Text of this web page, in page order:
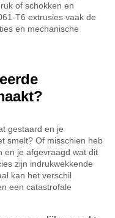
of schokken en
T6 extrusies vaak de
en mechanische
gestaard en je
smelt? Of misschien heb
en je afgevraagd wat dit
zijn indrukwekkende
kan het verschil
een catastrofale